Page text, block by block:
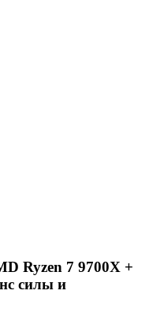
Ryzen 7 9700X +
силы и